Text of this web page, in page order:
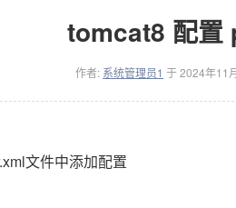
tomcat8 配置
作者: 系统管理员1 于 2024年11
文件中添加配置